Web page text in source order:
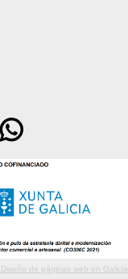
de páginas web en Galicia